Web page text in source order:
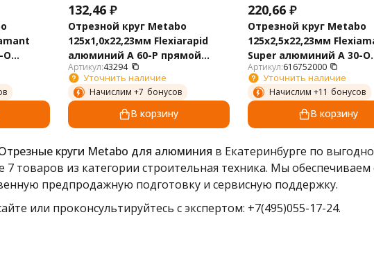
132,46 ₽
Отрезной круг Metabo
125х1,0х22,23мм Flexiarapid
алюминий A 60-P прямой
616513000
Артикул:43294
Уточнить наличие
Начислим +7 бонусов
В корзину
220,66 ₽
Отрезной круг Metabo
125х2,5х22,23мм
Super алюминий A 30-O
прямой 616752000
Артикул:616752000
Уточнить наличие
Начислим +11 бонусов
В корзину
круги Metabo для алюминия в Екатеринбурге по
7 товаров из категории строительная техника. Мы
предпродажную подготовку и сервисную поддержку.
или проконсультируйтесь с экспертом: +7(495)055-17-24.